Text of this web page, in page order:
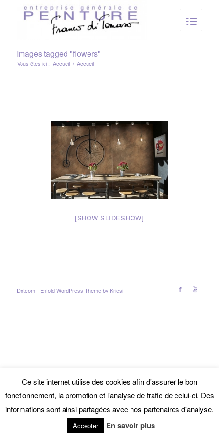
Images tagged "flowers"
Vous êtes ici : Accueil / Accueil
[SHOW SLIDESHOW]
Dotcom - Enfold WordPress Theme by Kriesi
Ce site internet utilise des cookies afin d'assurer le bon
fonctionnement, la promotion et l'analyse de trafic de celui-ci. Des
informations sont ainsi partagées avec nos partenaires d'analyse.
Accepter En savoir plus